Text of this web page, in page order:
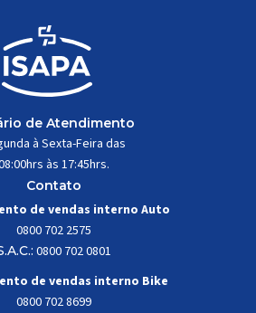
de Atendimento
à Sexta-Feira das
às 17:45hrs.
Contato
de vendas interno Auto
0800 702 2575
0800 702 0801
de vendas interno Bike
0800 702 8699